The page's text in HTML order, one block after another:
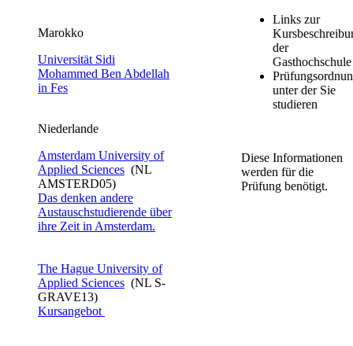
​​​​​​​​Marokko ​​​​
Universität Sidi
Mohammed Ben Abdellah
in Fes​
Niederlande​​​​
Amst​erdam University​ of
Applied Sciences (NL
AMSTERD05)
Das denken andere
Austauschstudierende über
ihre Zeit in Amsterdam.
The Hague University of
Applied Sciences (NL S-
GRAVE13)
Kursangebot​
Links zur
der
unter der Sie
studieren
Diese Informationen
werden für die
Prüfung benötigt.